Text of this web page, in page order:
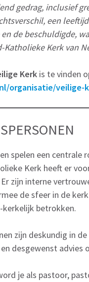
gedrag, inclusief
een
de beschuldigde,
Katholieke Kerk van
Kerk is te vinden
organisatie/veilige-
spelen een
Kerk heeft er
zijn interne
de sfeer in de
betrokken.
zijn deskundig in
desgewenst advies
je als pastoor,